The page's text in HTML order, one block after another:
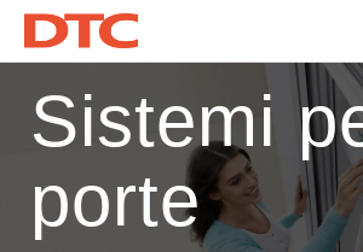
Sistemi
porte